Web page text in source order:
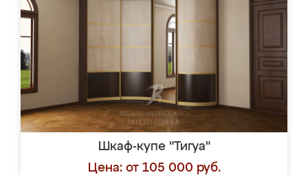
Шкаф-купе "Тигуа"
Цена: от 105 000 руб.